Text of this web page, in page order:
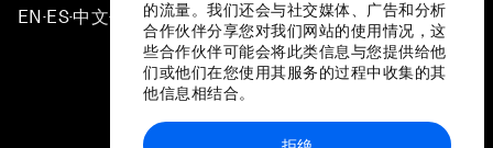
的流量。我们还会与社交媒体、广告和分析
合作伙伴分享您对我们网站的使用情况，这
些合作伙伴可能会将此类信息与您提供给他
们或他们在您使用其服务的过程中收集的其
他信息相结合。
EN ▪ ES▪中文▪ 日本語